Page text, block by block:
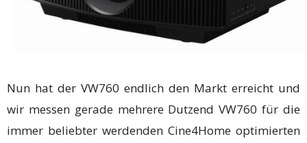
Nun hat der VW760 endlich den Markt erreicht und
wir messen gerade mehrere Dutzend VW760 für die
immer beliebter werdenden Cine4Home optimierten